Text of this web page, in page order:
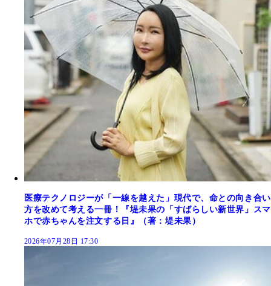
医療テクノロジーが「一線を越えた」現代で、命との向き合い
方を改めて考える一冊！『堤未果の「すばらしい新世界」スマ
ホで赤ちゃんを注文する日』（著：堤未果）
2026年07月28日 17:30